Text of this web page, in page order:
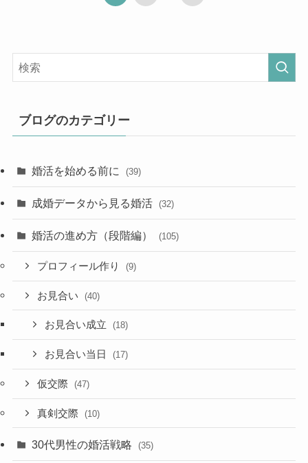
ブログのカテゴリー
婚活を始める前に (39)
成婚データから見る婚活 (32)
婚活の進め方（段階編） (105)
プロフィール作り (9)
お見合い (40)
お見合い成立 (18)
お見合い当日 (17)
仮交際 (47)
真剣交際 (10)
30代男性の婚活戦略 (35)